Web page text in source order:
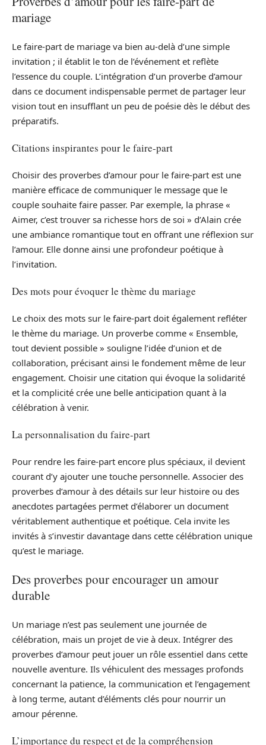
mariage
Le faire-part de mariage va bien au-delà d’une simple
invitation ; il établit le ton de l’événement et reflète
l’essence du couple. L’intégration d’un proverbe d’amour
dans ce document indispensable permet de partager leur
vision tout en insufflant un peu de poésie dès le début des
préparatifs.
Citations inspirantes pour le faire-part
Choisir des proverbes d’amour pour le faire-part est une
manière efficace de communiquer le message que le
couple souhaite faire passer. Par exemple, la phrase «
Aimer, c’est trouver sa richesse hors de soi » d’Alain crée
une ambiance romantique tout en offrant une réflexion sur
l’amour. Elle donne ainsi une profondeur poétique à
l’invitation.
Des mots pour évoquer le thème du mariage
Le choix des mots sur le faire-part doit également refléter
le thème du mariage. Un proverbe comme « Ensemble,
tout devient possible » souligne l’idée d’union et de
collaboration, précisant ainsi le fondement même de leur
engagement. Choisir une citation qui évoque la solidarité
et la complicité crée une belle anticipation quant à la
célébration à venir.
La personnalisation du faire-part
Pour rendre les faire-part encore plus spéciaux, il devient
courant d’y ajouter une touche personnelle. Associer des
proverbes d’amour à des détails sur leur histoire ou des
anecdotes partagées permet d’élaborer un document
véritablement authentique et poétique. Cela invite les
invités à s’investir davantage dans cette célébration unique
qu’est le mariage.
Des proverbes pour encourager un amour
durable
Un mariage n’est pas seulement une journée de
célébration, mais un projet de vie à deux. Intégrer des
proverbes d’amour peut jouer un rôle essentiel dans cette
nouvelle aventure. Ils véhiculent des messages profonds
concernant la patience, la communication et l’engagement
à long terme, autant d’éléments clés pour nourrir un
amour pérenne.
L’importance du respect et de la compréhension